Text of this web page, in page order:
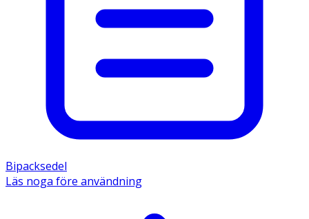
Bipacksedel
Läs noga före användning